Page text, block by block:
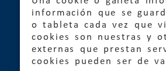
información que se
o tableta cada vez que
cookies son nuestras y
externas que prestan
cookies pueden ser de
Quejas: